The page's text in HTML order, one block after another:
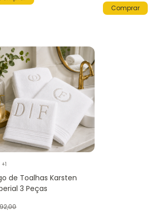
Comprar
de Toalhas Karsten
3 Peças
+1